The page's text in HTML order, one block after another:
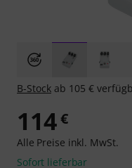
B-Stock ab 105 €
114€
Alle Preise inkl. MwSt.
Sofort lieferbar